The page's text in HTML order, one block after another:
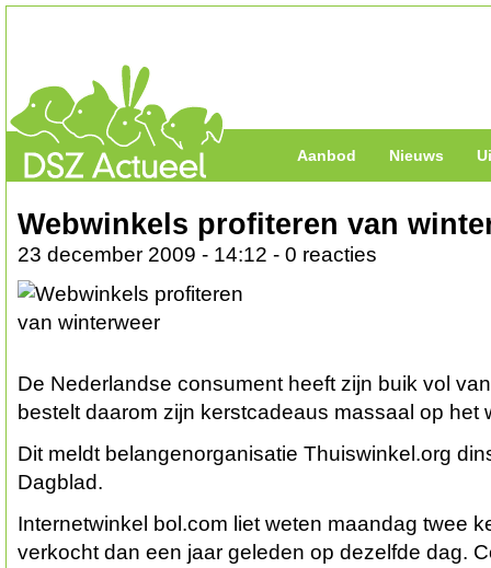
Aanbod Nieuws
Webwinkels profiteren van
23 december 2009 - 14:12 - 0 reacties
De Nederlandse consument heeft zijn buik vol
bestelt daarom zijn kerstcadeaus massaal op het
Dit meldt belangenorganisatie Thuiswinkel.org
Dagblad.
Internetwinkel bol.com liet weten maandag twee
verkocht dan een jaar geleden op dezelfde dag.